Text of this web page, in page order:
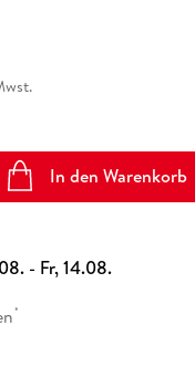
In den Warenkorb
- Fr, 14.08.
*